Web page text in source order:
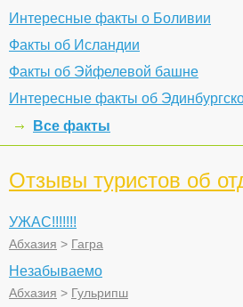
Интересные факты о Боливии
Факты об Исландии
Факты об Эйфелевой башне
Интересные факты об
Все факты
Отзывы туристов об
УЖАС!!!!!!!
Абхазия > Гагра
Незабываемо
Абхазия > Гульрипш